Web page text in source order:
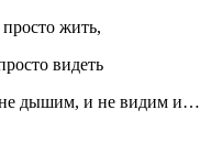
жить,
видеть
дышим, и не видим и…